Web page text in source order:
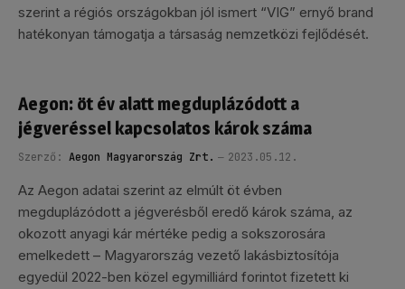
szerint a régiós országokban jól ismert “VIG” ernyő brand
hatékonyan támogatja a társaság nemzetközi fejlődését.
Aegon: öt év alatt megduplázódott a
jégveréssel kapcsolatos károk száma
Szerző: Aegon Magyarország Zrt. 2023.05.12.
Az Aegon adatai szerint az elmúlt öt évben
megduplázódott a jégverésből eredő károk száma, az
okozott anyagi kár mértéke pedig a sokszorosára
emelkedett – Magyarország vezető lakásbiztosítója
egyedül 2022-ben közel egymilliárd forintot fizetett ki